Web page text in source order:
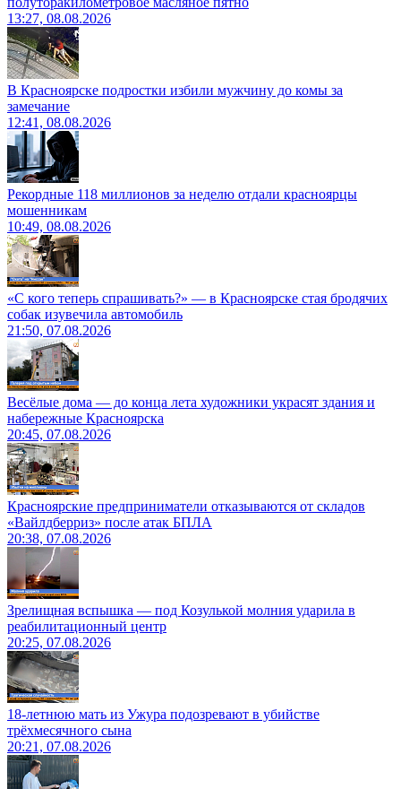
13:27, 08.08.2026
В Красноярске подростки избили мужчину до комы за
замечание
12:41, 08.08.2026
Рекордные 118 миллионов за неделю отдали красноярцы
мошенникам
10:49, 08.08.2026
«С кого теперь спрашивать?» — в Красноярске стая бродячих
собак изувечила автомобиль
21:50, 07.08.2026
Весёлые дома — до конца лета художники украсят здания и
набережные Красноярска
20:45, 07.08.2026
Красноярские предприниматели отказываются от складов
«Вайлдберриз» после атак БПЛА
20:38, 07.08.2026
Зрелищная вспышка — под Козулькой молния ударила в
реабилитационный центр
20:25, 07.08.2026
18-летнюю мать из Ужура подозревают в убийстве
трёхмесячного сына
20:21, 07.08.2026